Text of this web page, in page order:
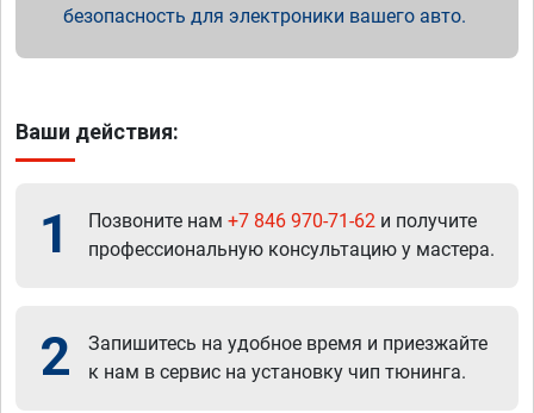
безопасность для электроники вашего авто.
Ваши действия:
1 Позвоните нам +7 846 970-71-62 и получите
профессиональную консультацию у мастера.
2
Запишитесь на удобное время и приезжайте
к нам в сервис на установку чип тюнинга.